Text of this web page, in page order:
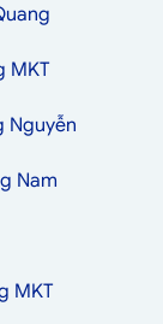
MKT
Nguyễn
Nam
MKT